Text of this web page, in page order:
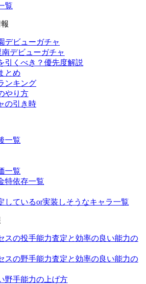
覧
デビューガチャ
デビューガチャ
引くべき？優先度解説
とめ
ンキング
やり方
の引き時
一覧
一覧
特依存一覧
しているor実装しそうなキャラ一覧
スの投手能力査定と効率の良い能力の
スの野手能力査定と効率の良い能力の
野手能力の上げ方